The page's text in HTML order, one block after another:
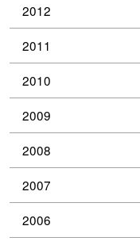
2012
2011
2010
2009
2008
2007
2006